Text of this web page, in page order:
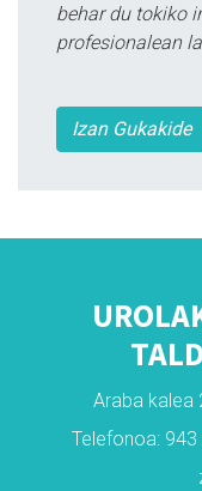
behar du tokiko
profesionalean
Izan Gukakide
Araba kalea
Telefonoa: